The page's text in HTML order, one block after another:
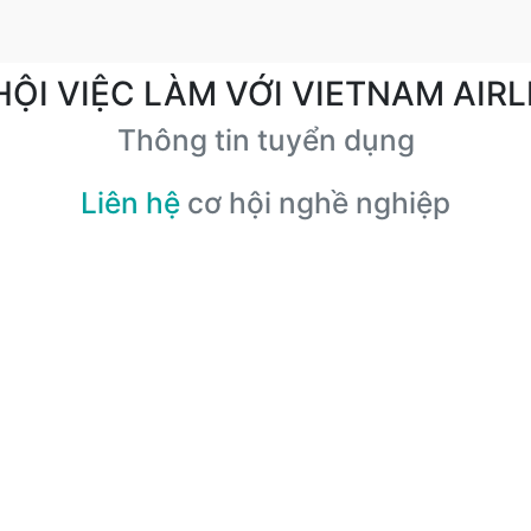
VIỆC LÀM VỚI VIETNAM
Thông tin tuyển dụng
Liên hệ cơ hội nghề nghiệp